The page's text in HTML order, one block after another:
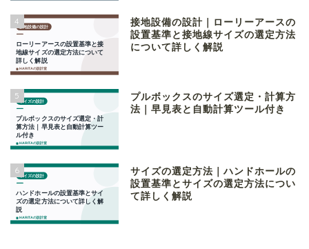
4
接地設備の設計｜ローリーアースの
設置基準と接地線サイズの選定方法
について詳しく解説
5
プルボックスのサイズ選定・計算方
法｜早見表と自動計算ツール付き
6
サイズの選定方法｜ハンドホールの
設置基準とサイズの選定方法につい
て詳しく解説